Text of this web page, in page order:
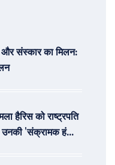
और संस्कार का मिलन:
हैरिस को राष्ट्रपति
उनकी 'संक्रामक हंसी'